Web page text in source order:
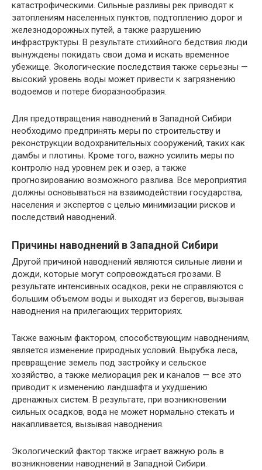
катастрофическими. Сильные разливы рек приводят к
затоплениям населенных пунктов, подтоплению дорог и
железнодорожных путей, а также разрушению
инфраструктуры. В результате стихийного бедствия люди
вынуждены покидать свои дома и искать временное
убежище. Экологические последствия также серьезны —
высокий уровень воды может привести к загрязнению
водоемов и потере биоразнообразия.
Для предотвращения наводнений в Западной Сибири
необходимо предпринять меры по строительству и
реконструкции водохранительных сооружений, таких как
дамбы и плотины. Кроме того, важно усилить меры по
контролю над уровнем рек и озер, а также
прогнозированию возможного разлива. Все мероприятия
должны основываться на взаимодействии государства,
населения и экспертов с целью минимизации рисков и
последствий наводнений.
Причины наводнений в Западной Сибири
Другой причиной наводнений являются сильные ливни и
дожди, которые могут сопровождаться грозами. В
результате интенсивных осадков, реки не справляются с
большим объемом воды и выходят из берегов, вызывая
наводнения на прилегающих территориях.
Также важным фактором, способствующим наводнениям,
является изменение природных условий. Вырубка леса,
превращение земель под застройку и сельское
хозяйство, а также мелиорация рек и каналов — все это
приводит к изменению ландшафта и ухудшению
дренажных систем. В результате, при возникновении
сильных осадков, вода не может нормально стекать и
накапливается, вызывая наводнения.
Экологический фактор также играет важную роль в
возникновении наводнений в Западной Сибири.